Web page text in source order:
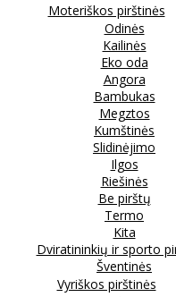
Moteriškos pirštinės
Odinės
Kailinės
Eko oda
Angora
Bambukas
Megztos
Kumštinės
Slidinėjimo
Ilgos
Riešinės
Be pirštų
Termo
Kita
Dviratininkių ir sporto
Šventinės
Vyriškos pirštinės